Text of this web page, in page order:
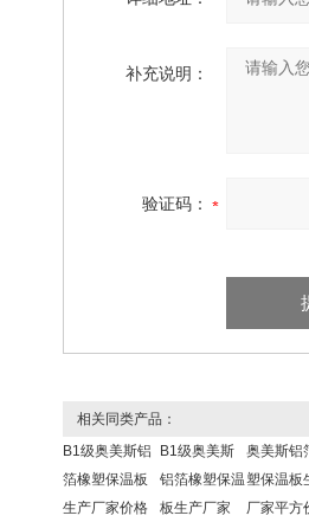
补充说明：
验证码：
相关同类产品：
B1级奥美斯铝
箔橡塑保温板
生产厂家价格
B1级奥美斯
铝箔橡塑保温
板生产厂家
奥美斯铝
塑保温板
厂家平方